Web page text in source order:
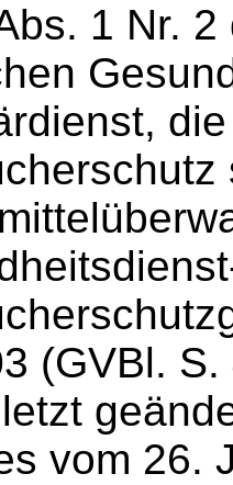
1 Nr.
(GVBl.
vom 26.